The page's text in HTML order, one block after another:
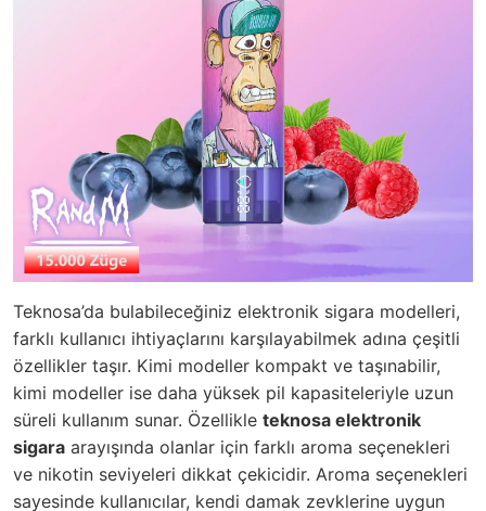
Teknosa’da bulabileceğiniz elektronik sigara modelleri,
farklı kullanıcı ihtiyaçlarını karşılayabilmek adına çeşitli
özellikler taşır. Kimi modeller kompakt ve taşınabilir,
kimi modeller ise daha yüksek pil kapasiteleriyle uzun
süreli kullanım sunar. Özellikle teknosa elektronik
sigara arayışında olanlar için farklı aroma seçenekleri
ve nikotin seviyeleri dikkat çekicidir. Aroma seçenekleri
sayesinde kullanıcılar, kendi damak zevklerine uygun